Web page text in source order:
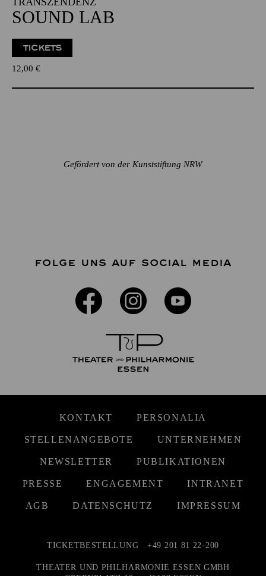
SOUND LAB
TICKETS
12,00 €
Gefördert von der Kunststiftung NRW
FOLGE UNS AUF SOCIAL MEDIA
KONTAKT PERSONALIA
STELLENANGEBOTE UNTERNEHMEN
NEWSLETTER PUBLIKATIONEN
PRESSE ENGAGEMENT INTRANET
AGB DATENSCHUTZ IMPRESSUM
TICKETBESTELLUNG +49 201 81 22-200
THEATER UND PHILHARMONIE ESSEN GMBH